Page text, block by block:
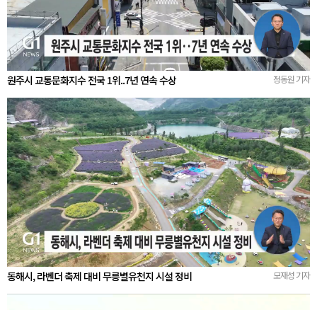
원주시 교통문화지수 전국 1위..7년 연속 수상 정동원 기자
동해시, 라벤더 축제 대비 무릉별유천지 시설 정비 모재성 기자